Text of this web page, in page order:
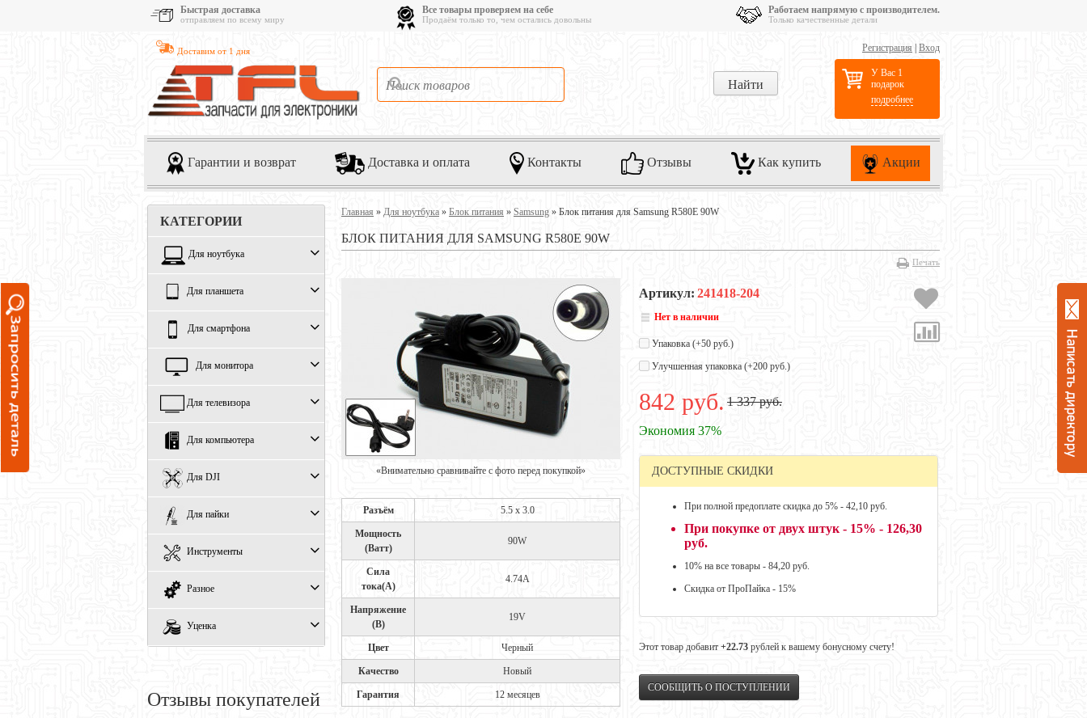
Быстрая доставка
отправляем по всему миру
Все товары проверяем на себе
Продаём только то, чем остались довольны
Работаем напрямую с производителем.
Только качественные детали
Доставим от 1 дня Регистрация Вход
У Вас 1
подарок
подробнее
Гарантии и возврат Доставка и оплата Контакты Отзывы Как купить Акции
КАТЕГОРИИ
Для ноутбука
Для планшета
Для смартфона
Для монитора
Для телевизора
Для компьютера
Для DJI
Для пайки
Инструменты
Разное
Уценка
Отзывы покупателей
Главная » Для ноутбука » Блок питания » Samsung » Блок питания для Samsung R580E 90W
БЛОК ПИТАНИЯ ДЛЯ SAMSUNG R580E 90W
Печать
«Внимательно сравнивайте с фото перед покупкой»
Разъём 5.5 x 3.0
Мощность
(Ватт)
90W
Сила
тока(А)
4.74A
Напряжение
(В)
19V
Цвет Черный
Качество Новый
Гарантия 12 месяцев
Артикул: 241418-204
Нет в наличии
Упаковка (+50 руб.)
Улучшенная упаковка (+200 руб.)
842 руб. 1 337 руб.
Экономия 37%
ДОСТУПНЫЕ СКИДКИ
При полной предоплате скидка до 5% - 42,10 руб.
При покупке от двух штук - 15% - 126,30
руб.
10% на все товары - 84,20 руб.
Скидка от ПроПайка - 15%
Этот товар добавит +22.73 рублей к вашему бонусному счету!
СООБЩИТЬ О ПОСТУПЛЕНИИ